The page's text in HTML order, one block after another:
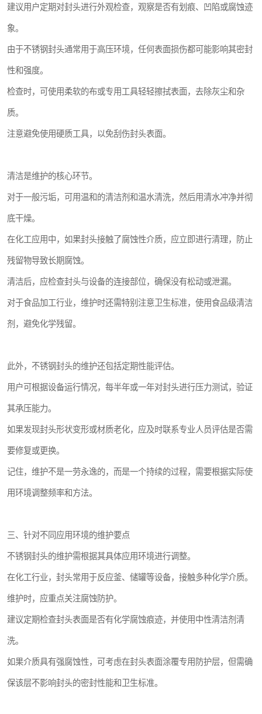
建议用户定期对封头进行外观检查，观察是否有划痕、凹陷或腐蚀迹
象。
由于不锈钢封头通常用于高压环境，任何表面损伤都可能影响其密封
性和强度。
检查时，可使用柔软的布或专用工具轻轻擦拭表面，去除灰尘和杂
质。
注意避免使用硬质工具，以免刮伤封头表面。
清洁是维护的核心环节。
对于一般污垢，可用温和的清洁剂和温水清洗，然后用清水冲净并彻
底干燥。
在化工应用中，如果封头接触了腐蚀性介质，应立即进行清理，防止
残留物导致长期腐蚀。
清洁后，应检查封头与设备的连接部位，确保没有松动或泄漏。
对于食品加工行业，维护时还需特别注意卫生标准，使用食品级清洁
剂，避免化学残留。
此外，不锈钢封头的维护还包括定期性能评估。
用户可根据设备运行情况，每半年或一年对封头进行压力测试，验证
其承压能力。
如果发现封头形状变形或材质老化，应及时联系专业人员评估是否需
要修复或更换。
记住，维护不是一劳永逸的，而是一个持续的过程，需要根据实际使
用环境调整频率和方法。
三、针对不同应用环境的维护要点
不锈钢封头的维护需根据其具体应用环境进行调整。
在化工行业，封头常用于反应釜、储罐等设备，接触多种化学介质。
维护时，应重点关注腐蚀防护。
建议定期检查封头表面是否有化学腐蚀痕迹，并使用中性清洁剂清
洗。
如果介质具有强腐蚀性，可考虑在封头表面涂覆专用防护层，但需确
保该层不影响封头的密封性能和卫生标准。